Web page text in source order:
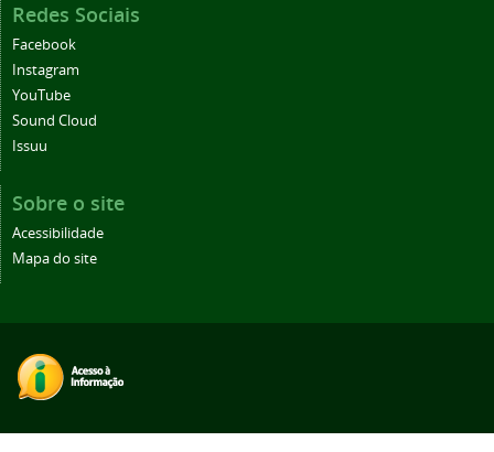
Redes Sociais
Facebook
Instagram
YouTube
Sound Cloud
Issuu
Sobre o site
Acessibilidade
Mapa do site